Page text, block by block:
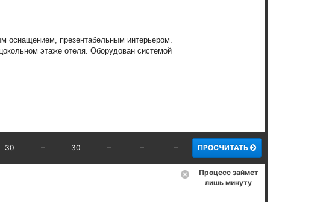
оснащением, презентабельным интерьером.
этаже отеля. Оборудован системой
30 – 30 – – – ПРОСЧИТАТЬ
Процесс займет
лишь минуту